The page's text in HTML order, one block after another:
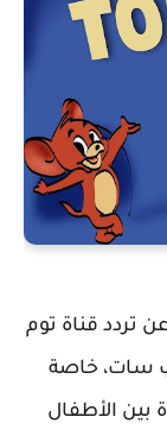
تردد قناة توم
وعرب سات، خاصة
بين الأطفال